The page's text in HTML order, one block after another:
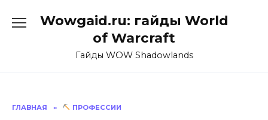
Wowgaid.ru: гайды World
of Warcraft
Гайды WOW Shadowlands
ГЛАВНАЯ » ПРОФЕССИИ